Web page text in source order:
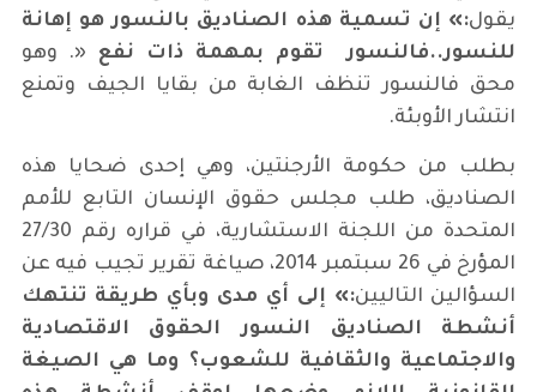
يقول:
» إن تسمية هذه الصناديق بالنسور هو إهانة
للنسور..فالنسور تقوم بمهمة ذات نفع «. وهو
محق فالنسور تنظف الغابة من بقايا الجيف وتمنع
انتشار الأوبئة.
بطلب من حكومة الأرجنتين، وهي إحدى ضحايا هذه
الصناديق، طلب مجلس حقوق الإنسان التابع للأمم
المتحدة من اللجنة الاستشارية، في قراره رقم 27/30
المؤرخ في 26 سبتمبر 2014، صياغة تقرير تجيب فيه عن
السؤالين التاليين:
» إلى أي مدى وبأي طريقة تنتهك
أنشطة الصناديق النسور الحقوق الاقتصادية
والاجتماعية والثقافية للشعوب؟ وما هي الصيغة